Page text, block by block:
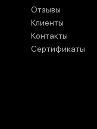
Отзывы
Клиенты
Контакты
Сертификаты